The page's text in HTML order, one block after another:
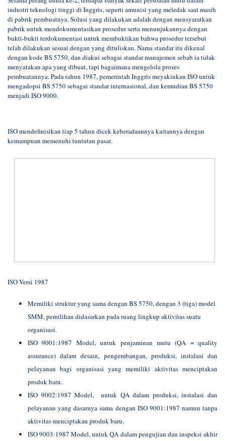
industri teknologi tinggi di Inggris, seperti amunisi yang meledak saat masih
di pabrik pembuatnya. Solusi yang dilakukan adalah dengan mensyaratkan
pabrik untuk mendokumentasikan prosedur serta menunjukannya dengan
bukti-bukti terdokumentasi untuk membuktikan bahwa prosedur tersebut
telah dilakukan sesuai dengan yang dituliskan. Nama standar itu dikenal
dengan kode BS 5750, dan diakui sebagai standar manajemen sebab ia tidak
menyatakan apa yang dibuat, tapi bagaimana mengelola proses
pembuatannya. Pada tahun 1987, pemerintah Inggris meyakinkan ISO untuk
mengadopsi BS 5750 sebagai standar internasional, dan kemudian BS 5750
menjadi ISO 9000.
ISO mendefinisikan tiap 5 tahun dicek keberadaannya kaitannya dengan
kemampuan memenuhi tuntutan pasar.
ISO Versi 1987
Memiliki struktur yang sama dengan BS 5750, dengan 3 (tiga) model
SMM, pemilihan didasarkan pada ruang lingkup aktivitas suatu
organisasi.
ISO 9001:1987 Model, untuk penjaminan mutu (QA = quality
assurance) dalam desain, pengembangan, produksi, instalasi dan
pelayanan bagi organisasi yang memiliki aktivitas menciptakan
produk baru.
ISO 9002:1987 Model, untuk QA dalam produksi, instalasi dan
pelayanan yang dasarnya sama dengan ISO 9001:1987 namun tanpa
aktivitas menciptakan produk baru.
ISO 9003:1987 Model, untuk QA dalam pengujian dan inspeksi akhir